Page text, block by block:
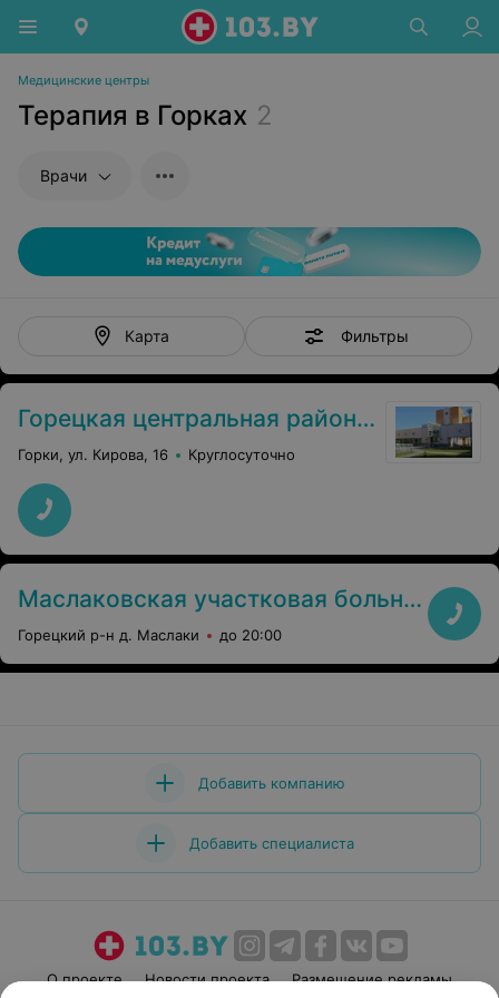
Медицинские центры
Терапия в Горках 2
Врачи
Карта Фильтры
Горецкая центральная районная больница
Горки, ул. Кирова, 16 Круглосуточно
Маслаковская участковая больница
Горецкий р-н д. Маслаки до 20:00
Добавить компанию
Добавить специалиста
О проекте Новости проекта Размещение рекламы